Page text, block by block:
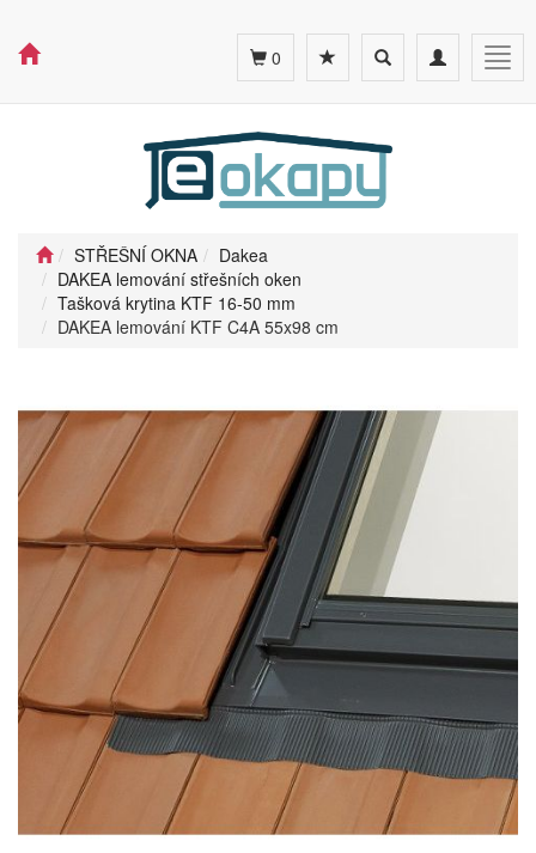
Toggle
navigation
Toggle
search
0
STŘEŠNÍ OKNA
Dakea
DAKEA lemování střešních oken
Tašková krytina KTF 16-50 mm
DAKEA lemování KTF C4A 55x98 cm